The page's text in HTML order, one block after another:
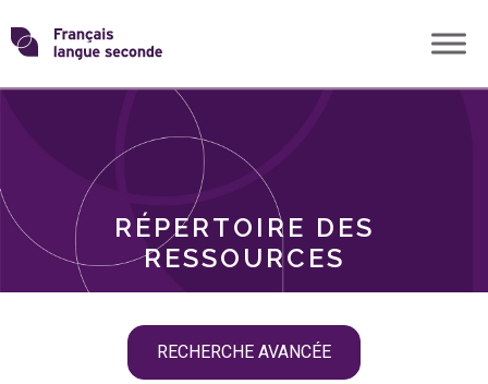
Skip
toTransformons
langue
RÉPERTOIRE DES
RESSOURCES
RECHERCHE AVANCÉE
THÈMES